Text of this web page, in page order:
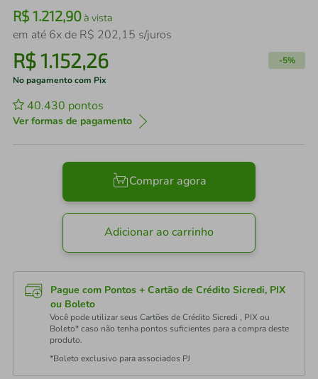
R$ 1.212,90à vista
em até 6x de R$ 202,15 s/juros
R$1.152,26 -5%
No pagamento com Pix
40.430 pontos
Ver formas de pagamento
Comprar agora
Adicionar ao carrinho
Pague com Pontos + Cartão de Crédito Sicredi, PIX
ou Boleto
Você pode utilizar seus Cartões de Crédito Sicredi , PIX ou
Boleto* caso não tenha pontos suficientes para a compra deste
produto.
*Boleto exclusivo para associados PJ